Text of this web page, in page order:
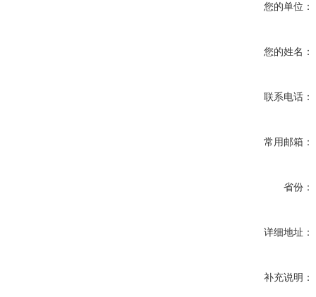
您的单位：
您的姓名：
联系电话：
常用邮箱：
省份：
详细地址：
补充说明：